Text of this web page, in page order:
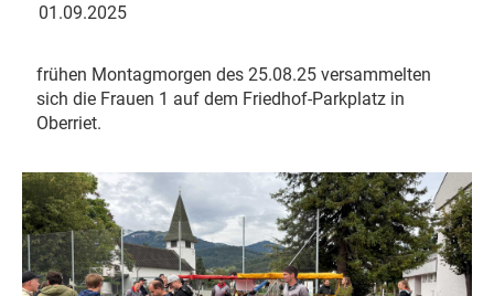
01.09.2025
frühen Montagmorgen des 25.08.25 versammelten
sich die Frauen 1 auf dem Friedhof-Parkplatz in
Oberriet.